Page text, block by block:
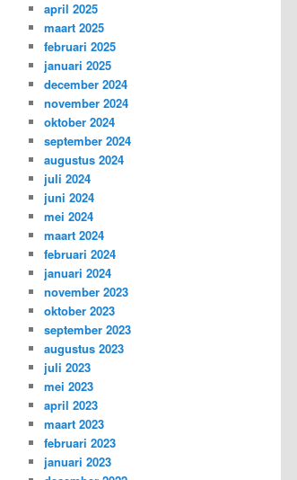
april 2025
maart 2025
februari 2025
januari 2025
december 2024
november 2024
oktober 2024
september 2024
augustus 2024
juli 2024
juni 2024
mei 2024
maart 2024
februari 2024
januari 2024
november 2023
oktober 2023
september 2023
augustus 2023
juli 2023
mei 2023
april 2023
maart 2023
februari 2023
januari 2023